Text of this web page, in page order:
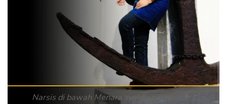
Narsis di bawah Menara syahbandar Jakarta